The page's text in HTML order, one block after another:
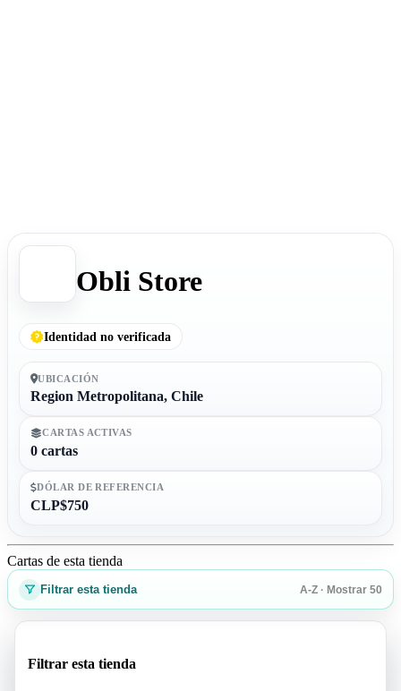
Obli Store
Identidad no verificada
UBICACIÓN
Region Metropolitana, Chile
CARTAS ACTIVAS
0 cartas
DÓLAR DE REFERENCIA
CLP$750
Cartas de esta tienda
Filtrar esta tienda A-Z · Mostrar 50
Filtrar esta tienda